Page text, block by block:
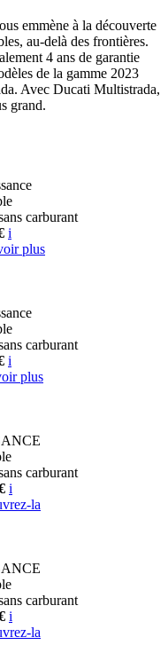
emmène à la découverte
au-delà des frontières.
4 ans de garantie
de la gamme 2023
Avec Ducati Multistrada,
grand.
carburant
i
plus
carburant
i
plus
carburant
i
la
carburant
i
la